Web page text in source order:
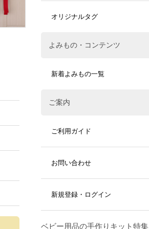
オリジナルタグ
よみもの・コンテンツ
新着よみもの一覧
ご案内
ご利用ガイド
お問い合わせ
新規登録・ログイン
ベビー用品の手作りキット特集